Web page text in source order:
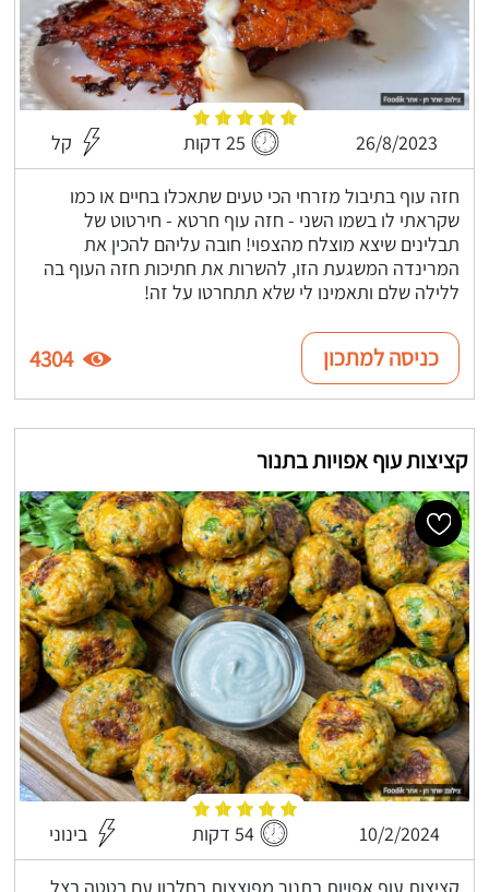
26/8/2023 25 דקות קל
חזה עוף בתיבול מזרחי הכי טעים שתאכלו בחיים או כמו
שקראתי לו בשמו השני - חזה עוף חרטא - חירטוט של
תבלינים שיצא מוצלח מהצפוי! חובה עליהם להכין את
המרינדה המשגעת הזו, להשרות את חתיכות חזה העוף בה
ללילה שלם ותאמינו לי שלא תתחרטו על זה!
כניסה למתכון 4304
קציצות עוף אפויות בתנור
10/2/2024 54 דקות בינוני
קציצות עוף אפויות בתנור מפוצצות בחלבון עם בטטה בצל